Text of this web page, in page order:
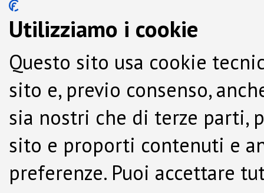
Utilizziamo i cookie
Questo sito usa cookie
sito e, previo consenso,
sia nostri che di terze parti,
sito e proporti contenuti e
preferenze. Puoi accettare